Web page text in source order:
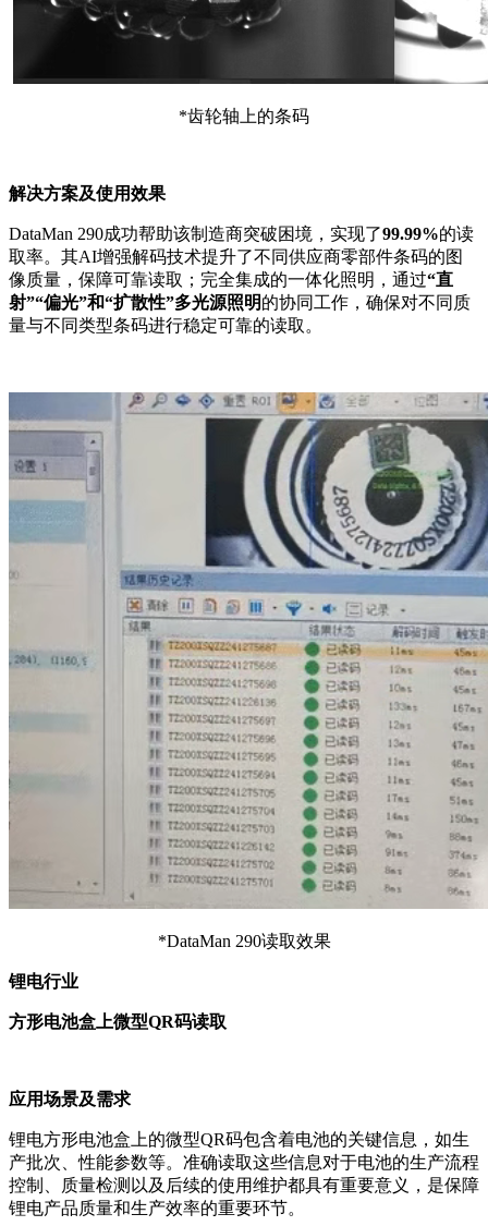
*齿轮轴上的条码
解决方案及使用效果
DataMan 290成功帮助该制造商突破困境，实现了99.99%的读
取率。其AI增强解码技术提升了不同供应商零部件条码的图
像质量，保障可靠读取；完全集成的一体化照明，通过“直
射”“偏光”和“扩散性”多光源照明的协同工作，确保对不同质
量与不同类型条码进行稳定可靠的读取。
*DataMan 290读取效果
锂电行业
方形电池盒上微型QR码读取
应用场景及需求
锂电方形电池盒上的微型QR码包含着电池的关键信息，如生
产批次、性能参数等。准确读取这些信息对于电池的生产流程
控制、质量检测以及后续的使用维护都具有重要意义，是保障
锂电产品质量和生产效率的重要环节。